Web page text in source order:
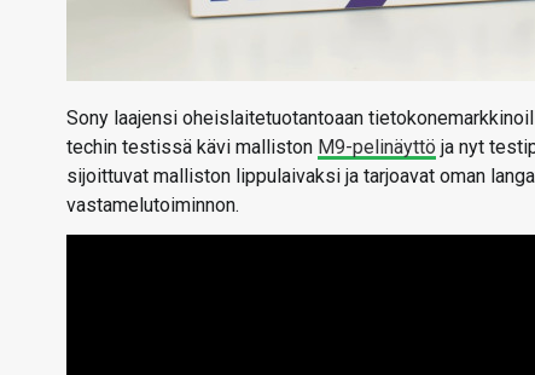
Sony laajensi oheislaitetuotantoaan
techin testissä kävi malliston M9-pelinäyttö ja nyt
sijoittuvat malliston lippulaivaksi ja tarjoavat oman
vastamelutoiminnon.